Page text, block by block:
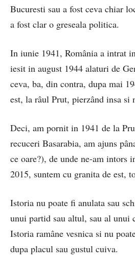
Bucuresti sau a fost ceva chiar
a fost clar o greseala politica.
In iunie 1941, România a intrat
iesit in august 1944 alaturi de
ceva, ba, din contra, dupa mai
est, la râul Prut, pierzând insa si
Deci, am pornit in 1941 de la
recuceri Basarabia, am ajuns
ce oare?), de unde ne-am intors
2015, suntem cu granita de est,
Istoria nu poate fi anulata sau
unui partid sau altul, sau al unui
Istoria ramâne vesnica si nu
dupa placul sau gustul cuiva.